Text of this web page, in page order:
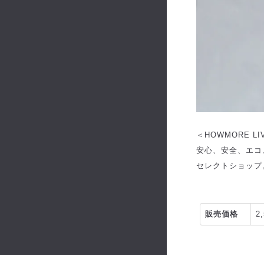
＜HOWMORE
安心、安全、エ
セレクトショップ
販売価格